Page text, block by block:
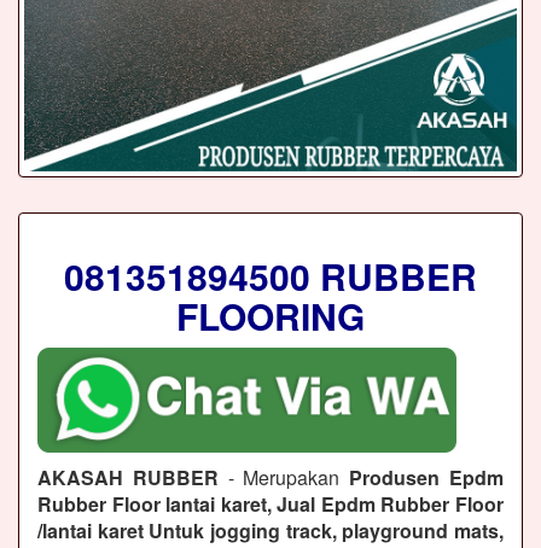
081351894500 RUBBER
FLOORING
AKASAH RUBBER - Merupakan Produsen Epdm
Rubber Floor lantai karet, Jual Epdm Rubber Floor
/lantai karet Untuk jogging track, playground mats,